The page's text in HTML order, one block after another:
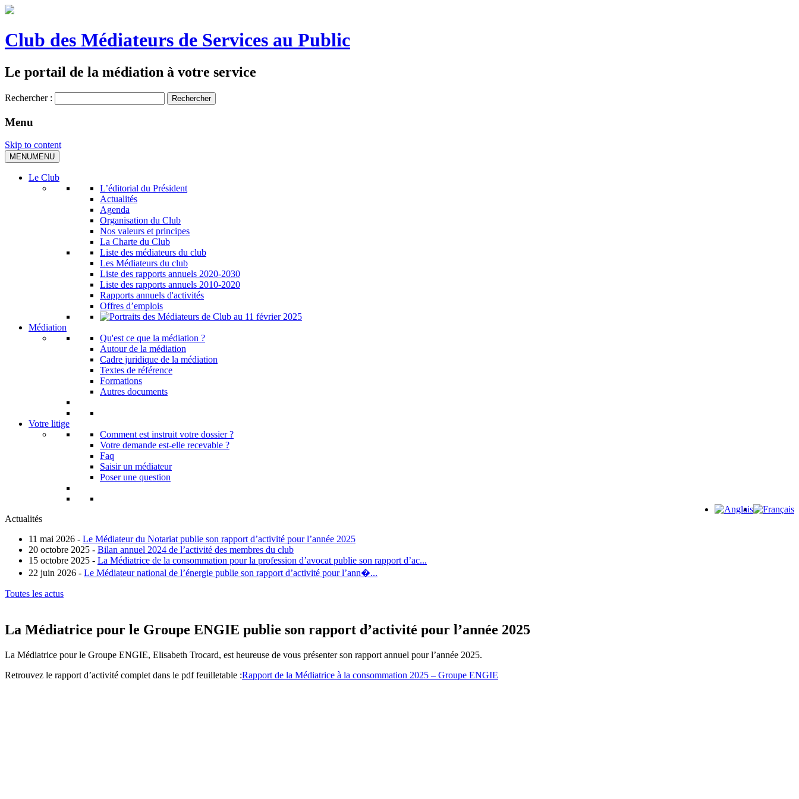
Club des Médiateurs de Services au Public
Le portail de la médiation à votre service
Rechercher :
Menu
Skip to content
MENUMENU
Le Club
L’éditorial du Président
Actualités
Agenda
Organisation du Club
Nos valeurs et principes
La Charte du Club
Liste des médiateurs du club
Les Médiateurs du club
Liste des rapports annuels 2020-2030
Liste des rapports annuels 2010-2020
Rapports annuels d'activités
Offres d’emplois
Médiation
Qu'est ce que la médiation ?
Autour de la médiation
Cadre juridique de la médiation
Textes de référence
Formations
Autres documents
Votre litige
Comment est instruit votre dossier ?
Votre demande est-elle recevable ?
Faq
Saisir un médiateur
Poser une question
Actualités
11 mai 2026 - Le Médiateur du Notariat publie son rapport d’activité pour l’année 2025
20 octobre 2025 - Bilan annuel 2024 de l’activité des membres du club
15 octobre 2025 - La Médiatrice de la consommation pour la profession d’avocat publie son rapport d’ac...
22 juin 2026 - Le Médiateur national de l’énergie publie son rapport d’activité pour l’ann�...
Toutes les actus
La Médiatrice pour le Groupe ENGIE publie son rapport d’activité pour l’année 2025
La Médiatrice pour le Groupe ENGIE, Elisabeth Trocard, est heureuse de vous présenter son rapport annuel pour l’année 2025.
Retrouvez le rapport d’activité complet dans le pdf feuilletable :Rapport de la Médiatrice à la consommation 2025 – Groupe ENGIE